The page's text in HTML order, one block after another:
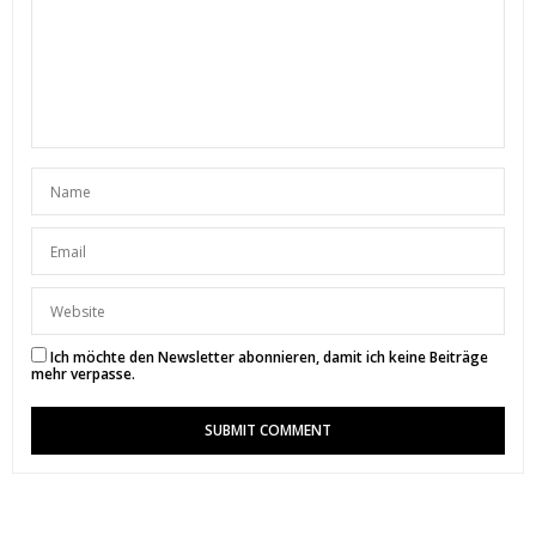
8. AUGUST 2017 UM 20:26 UHR
MANDY SAGT:
zusammen!
Das sieht alles soo lecker aus und ist wirklich sehr
Mein Favorit ist ja mexikanisch 😀
Alles Liebe,
Ich möchte den Newsletter abonnieren, damit ich keine Beiträge
mehr verpasse.